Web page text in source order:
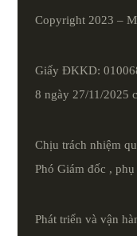
Copyright 2023 –
Giấy ĐKKD:
8 ngày 27/11/2025
Chịu trách nhiệm
Phó Giám đốc ,
Phát triển và vận